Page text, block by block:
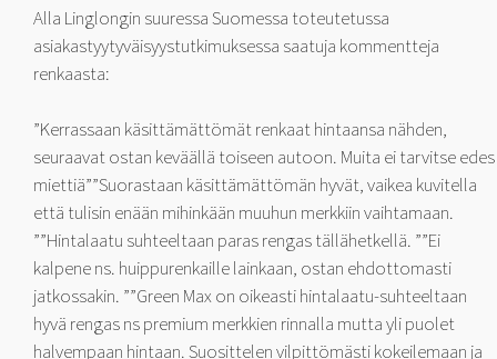
Alla Linglongin suuressa Suomessa toteutetussa
asiakastyytyväisyystutkimuksessa saatuja kommentteja
renkaasta:
”Kerrassaan käsittämättömät renkaat hintaansa nähden,
seuraavat ostan keväällä toiseen autoon. Muita ei tarvitse edes
miettiä””Suorastaan käsittämättömän hyvät, vaikea kuvitella
että tulisin enään mihinkään muuhun merkkiin vaihtamaan.
””Hintalaatu suhteeltaan paras rengas tällähetkellä. ””Ei
kalpene ns. huippurenkaille lainkaan, ostan ehdottomasti
jatkossakin. ””Green Max on oikeasti hintalaatu-suhteeltaan
hyvä rengas ns premium merkkien rinnalla mutta yli puolet
halvempaan hintaan. Suosittelen vilpittömästi kokeilemaan ja